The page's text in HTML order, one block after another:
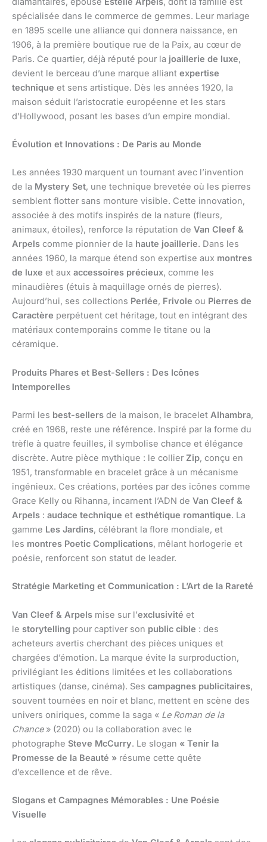
spécialisée dans le commerce de gemmes. Leur mariage
en 1895 scelle une alliance qui donnera naissance, en
1906, à la première boutique rue de la Paix, au cœur de
Paris. Ce quartier, déjà réputé pour la joaillerie de luxe,
devient le berceau d’une marque alliant expertise
technique et sens artistique. Dès les années 1920, la
maison séduit l’aristocratie européenne et les stars
d’Hollywood, posant les bases d’un empire mondial.
Évolution et Innovations : De Paris au Monde
Les années 1930 marquent un tournant avec l’invention
de la Mystery Set, une technique brevetée où les pierres
semblent flotter sans monture visible. Cette innovation,
associée à des motifs inspirés de la nature (fleurs,
animaux, étoiles), renforce la réputation de Van Cleef &
Arpels comme pionnier de la haute joaillerie. Dans les
années 1960, la marque étend son expertise aux montres
de luxe et aux accessoires précieux, comme les
minaudières (étuis à maquillage ornés de pierres).
Aujourd’hui, ses collections Perlée, Frivole ou Pierres de
Caractère perpétuent cet héritage, tout en intégrant des
matériaux contemporains comme le titane ou la
céramique.
Produits Phares et Best-Sellers : Des Icônes
Intemporelles
Parmi les best-sellers de la maison, le bracelet Alhambra,
créé en 1968, reste une référence. Inspiré par la forme du
trèfle à quatre feuilles, il symbolise chance et élégance
discrète. Autre pièce mythique : le collier Zip, conçu en
1951, transformable en bracelet grâce à un mécanisme
ingénieux. Ces créations, portées par des icônes comme
Grace Kelly ou Rihanna, incarnent l’ADN de Van Cleef &
Arpels : audace technique et esthétique romantique. La
gamme Les Jardins, célébrant la flore mondiale, et
les montres Poetic Complications, mêlant horlogerie et
poésie, renforcent son statut de leader.
Stratégie Marketing et Communication : L’Art de la Rareté
Van Cleef & Arpels mise sur l’exclusivité et
le storytelling pour captiver son public cible : des
acheteurs avertis cherchant des pièces uniques et
chargées d’émotion. La marque évite la surproduction,
privilégiant les éditions limitées et les collaborations
artistiques (danse, cinéma). Ses campagnes publicitaires,
souvent tournées en noir et blanc, mettent en scène des
univers oniriques, comme la saga « Le Roman de la
Chance» (2020) ou la collaboration avec le
photographe Steve McCurry. Le slogan « Tenir la
Promesse de la Beauté » résume cette quête
d’excellence et de rêve.
Slogans et Campagnes Mémorables : Une Poésie
Visuelle